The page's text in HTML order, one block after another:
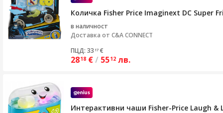
Количка Fisher Price Imaginext DC Super
в наличност
Доставка от C&A CONNECT
ПЦД: 33 17 €
2818 €/ 5512 лв.
Интерактивни чаши Fisher-Price Laugh